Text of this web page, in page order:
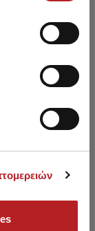
Ανδρική Μπλούζα
λαιμόκοψη
23,20 €